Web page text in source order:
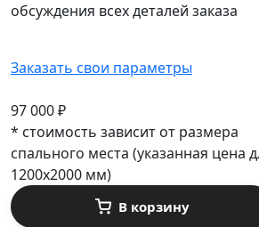
обсуждения всех деталей заказа
Заказать свои параметры
97 000₽
* стоимость зависит от размера
спального места (указанная цена
1200х2000 мм)
В корзину